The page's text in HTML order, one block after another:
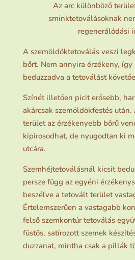
Az arc különböző
sminktetoválásoknak
regenerálódási
A szemöldöktetoválás veszi
bőrt. Nem annyira érzékeny, így
beduzzadva a tetoválást
Színét illetően picit erősebb,
akárcsak szemöldökfestés
terület az érzékenyebb bőrű
kipirosodhat, de nyugodtan ki
utcára.
Szemhéjtetoválásnál kicsit
persze függ az egyéni
beszélve a tetovált terület
Értelemszerűen a vastagabb
felső szemkontúr tetoválás
füstös, satírozott szemek
duzzanat, mintha csak a pillák